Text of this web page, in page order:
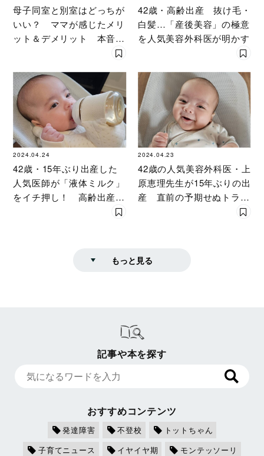
母子同室と別室はどっちが
いい？ ママが感じたメリ
ット＆デメリット 本音を
42歳・高齢出産 抜け毛・
白髪…「産後美容」の極意
を人気美容外科医が明かす
2024.04.24
42歳・15年ぶり出産した
人気医師が「液体ミルク」
をイチ押し！ 高齢出産後
を救った「最新育児グッ
2024.04.23
42歳の人気美容外科医・上
原恵理先生が15年ぶりの出
産 直前の予期せぬトラブ
ル！ 第２子出産時を明か
もっと見る
記事や本を探す
おすすめコンテンツ
発達障害 不登校
トットちゃん
子育てニュース
イヤイヤ期
モンテッソーリ